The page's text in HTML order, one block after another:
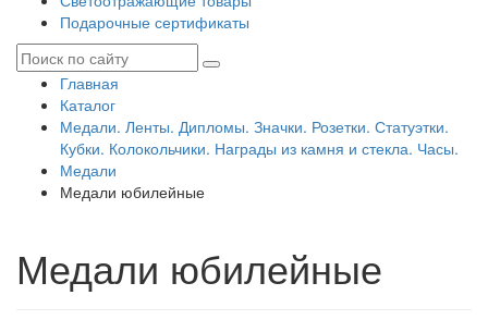
Подарочные сертификаты
Главная
Каталог
Медали. Ленты. Дипломы. Значки. Розетки. Статуэтки.
Кубки. Колокольчики. Награды из камня и стекла. Часы.
Медали
Медали юбилейные
Медали юбилейные